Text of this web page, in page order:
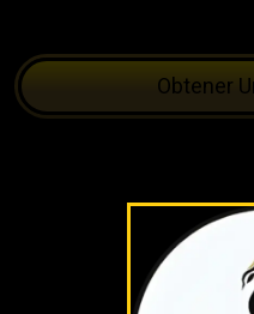
Obtener
como
modelo